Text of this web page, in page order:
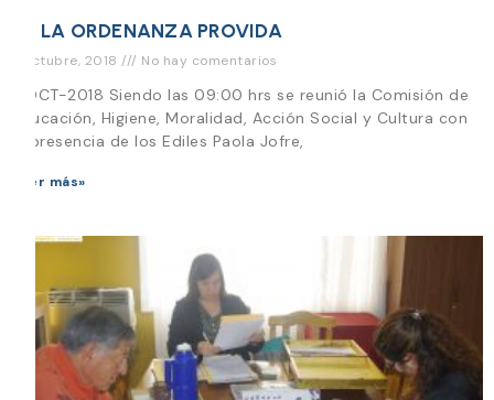
DE LA ORDENANZA PROVIDA
2 octubre, 2018 No hay comentarios
1-OCT-2018 Siendo las 09:00 hrs se reunió la Comisión de
Educación, Higiene, Moralidad, Acción Social y Cultura con
la presencia de los Ediles Paola Jofre,
Leer más»